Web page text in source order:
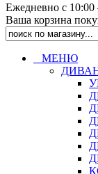
Ежедневно с
Ваша корзина
МЕНЮ